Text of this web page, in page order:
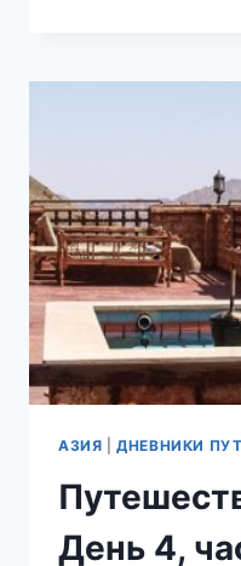
5
И
САД
ФИН
В
АЗИЯ |ДНЕВНИКИ
День 4,